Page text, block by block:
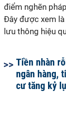
điểm nghẽn
Đây được xem
lưu thông hiệu
Tiền nhàn
ngân hàng,
cư tăng kỷ